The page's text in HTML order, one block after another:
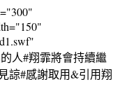
人#翔霏將會持續繼
諒#感謝取用&引用翔